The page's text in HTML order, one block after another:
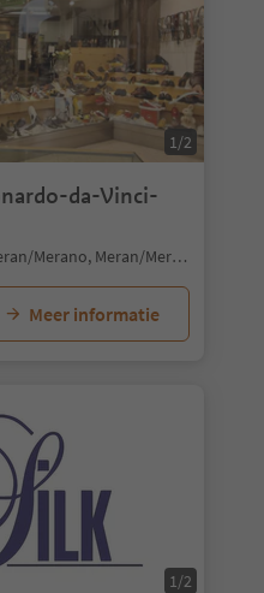
1/2
da-Vinci-
Merano/Meran, Meran/Merano, Meran/Merano and environs
Meer informatie
1/2